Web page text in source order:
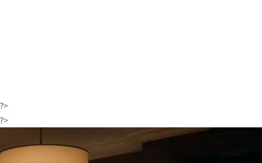
?>
?>